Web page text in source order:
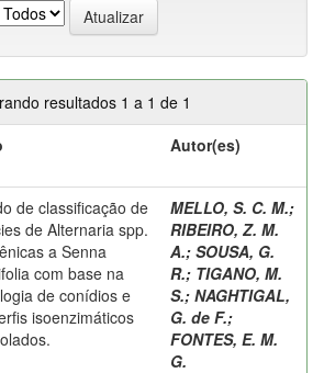
resultados 1 a 1 de 1
Autor(es)
de classificação de
de Alternaria spp.
a Senna
com base na
de conídios e
isoenzimáticos
MELLO, S. C. M.;
RIBEIRO, Z. M.
A.; SOUSA, G.
R.; TIGANO, M.
S.; NAGHTIGAL,
G. de F.;
FONTES, E. M.
G.